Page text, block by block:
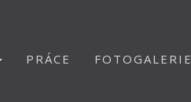
PRÁCE FOTOGALERIE